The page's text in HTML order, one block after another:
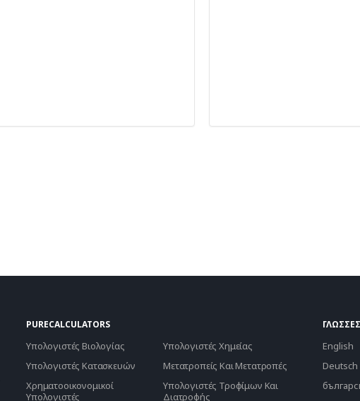
PURECALCULATORS
Υπολογιστές Βιολογίας
Υπολογιστές Χημείας
Υπολογιστές Κατασκευών
Μετατροπείς Και Μετατροπές
Χρηματοοικονομικοί
Υπολογιστές
Υπολογιστές Τροφίμων Και
Διατροφής
ΓΛΏΣΣΕΣ
English
Deutsch